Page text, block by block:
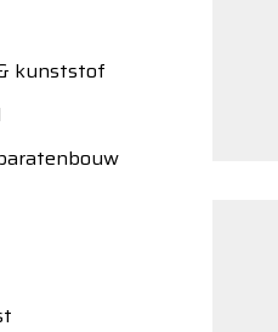
kunststof